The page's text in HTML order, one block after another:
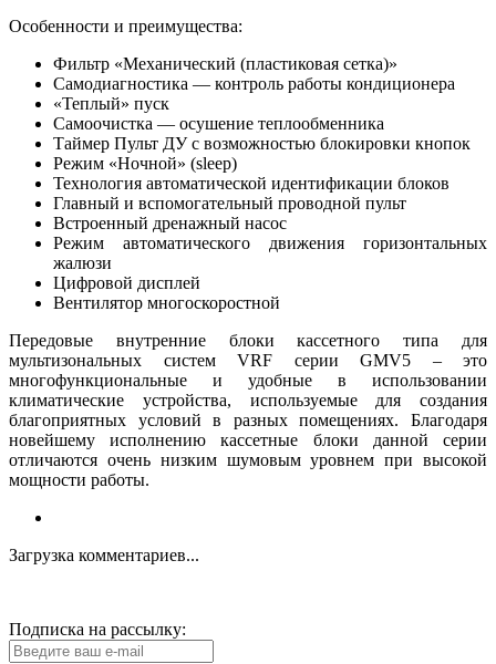
Особенности и преимущества:
Фильтр «Механический (пластиковая сетка)»
Самодиагностика — контроль работы кондиционера
«Теплый» пуск
Самоочистка — осушение теплообменника
Таймер Пульт ДУ с возможностью блокировки кнопок
Режим «Ночной» (sleep)
Технология автоматической идентификации блоков
Главный и вспомогательный проводной пульт
Встроенный дренажный насос
Режим автоматического движения горизонтальных
жалюзи
Цифровой дисплей
Вентилятор многоскоростной
Передовые внутренние блоки кассетного типа для
мультизональных систем VRF серии GMV5 – это
многофункциональные и удобные в использовании
климатические устройства, используемые для создания
благоприятных условий в разных помещениях. Благодаря
новейшему исполнению кассетные блоки данной серии
отличаются очень низким шумовым уровнем при высокой
мощности работы.
Загрузка комментариев...
Подписка на рассылку: